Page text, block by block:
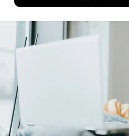
Flashcards Numbers
Udgives af: SuperSkole
30,00kr